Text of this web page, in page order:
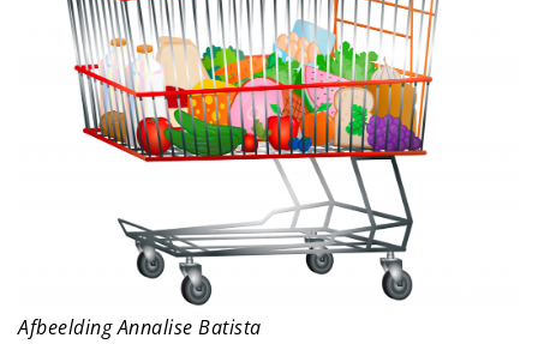
Afbeelding Annalise Batista